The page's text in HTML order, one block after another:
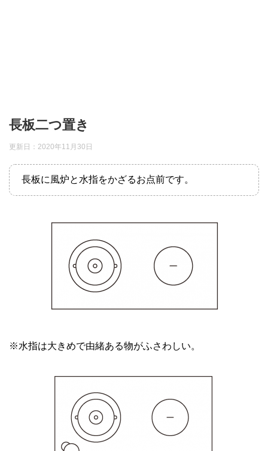
長板二つ置き
更新日： 2020年11月30日
長板に風炉と水指をかざるお点前です。
※水指は大きめで由緒ある物がふさわしい。